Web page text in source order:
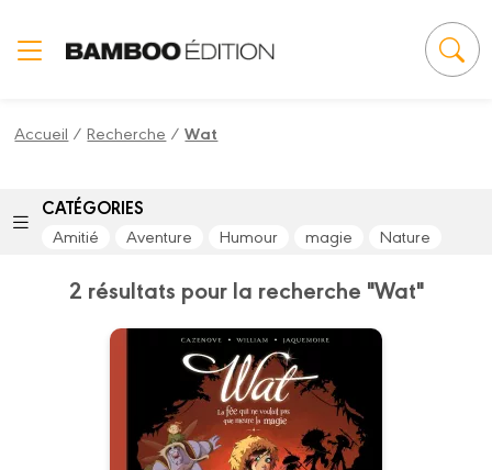
Accueil /Recherche /Wat
CATÉGORIES
Amitié Aventure Humour magie Nature
2 résultats pour la recherche "Wat"
Wat
Tome 02/2